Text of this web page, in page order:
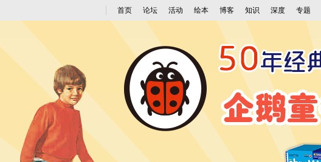
首页 论坛 活动 绘本 博客 知识 深度 专题